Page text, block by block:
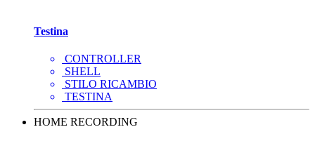
Testina
CONTROLLER
SHELL
STILO RICAMBIO
TESTINA
HOME RECORDING